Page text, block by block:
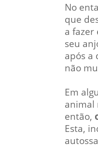
No
que
a
seu
após a
não
Em
animal
então,
Esta,